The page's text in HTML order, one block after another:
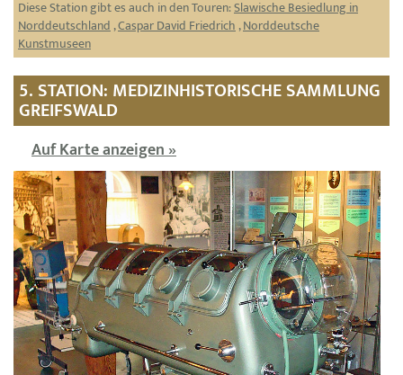
Diese Station gibt es auch in den Touren:Slawische Besiedlung in
Norddeutschland,Caspar David Friedrich,Norddeutsche
Kunstmuseen
5. STATION: MEDIZINHISTORISCHE SAMMLUNG
GREIFSWALD
Auf Karte anzeigen »